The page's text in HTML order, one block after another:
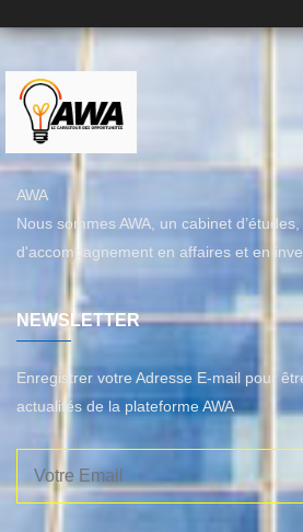
AWA
Nous sommes AWA, un cabinet
d'accompagnement en affaires et en
NEWSLETTER
Enregistrer votre Adresse E-mail pour
actualités de la plateforme AWA